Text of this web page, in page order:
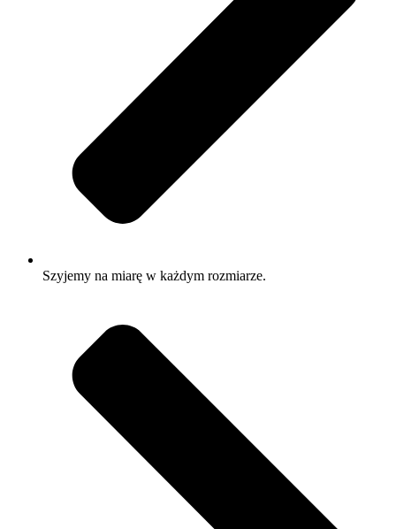
Szyjemy na miarę w każdym rozmiarze.